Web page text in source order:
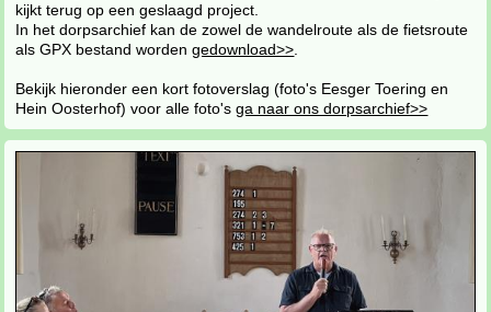
kijkt terug op een geslaagd project.
In het dorpsarchief kan de zowel de wandelroute als de fietsroute
als GPX bestand wordengedownload>>
Bekijk hieronder een kort fotoverslag (foto's Eesger Toering en
Hein Oosterhof) voor alle foto'sga naar ons dorpsarchief>>